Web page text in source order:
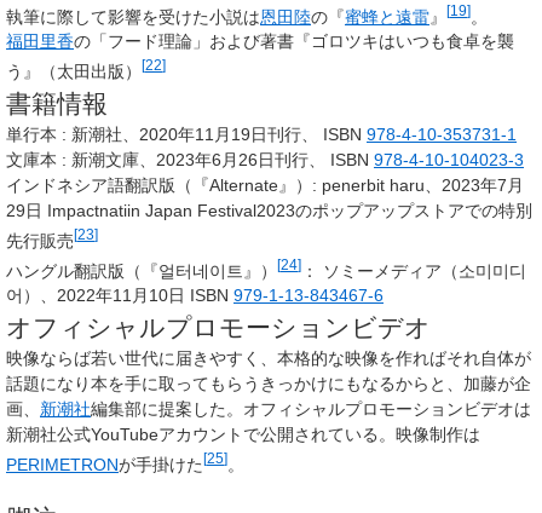
執筆に際して影響を受けた小説は恩田陸の『蜜蜂と遠雷』 [19]。
福田里香の「フード理論」および著書『ゴロツキはいつも食卓を襲
う』（太田出版）
[22]
書籍情報
単行本 : 新潮社、2020年11月19日刊行、 ISBN 978-4-10-353731-1
文庫本 : 新潮文庫、2023年6月26日刊行、 ISBN 978-4-10-104023-3
インドネシア語翻訳版（『Alternate』）: penerbit haru、2023年7月
29日 Impactnatiin Japan Festival2023のポップアップストアでの特別
先行販売[23]
ハングル翻訳版（『얼터네이트』） [24] ： ソミーメディア（소미미디
어）、2022年11月10日 ISBN 979-1-13-843467-6
オフィシャルプロモーションビデオ
映像ならば若い世代に届きやすく、本格的な映像を作ればそれ自体が
話題になり本を手に取ってもらうきっかけにもなるからと、加藤が企
画、 新潮社編集部に提案した。オフィシャルプロモーションビデオは
新潮社公式YouTubeアカウントで公開されている。映像制作は
PERIMETRONが手掛けた [25] 。